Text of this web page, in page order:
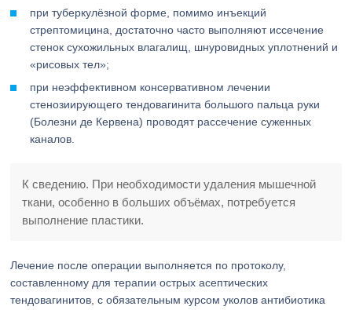
при туберкулёзной форме, помимо инъекций
стрептомицина, достаточно часто выполняют иссечение
стенок сухожильных влагалищ, шнуровидных уплотнений и
«рисовых тел»;
при неэффективном консервативном лечении
стенозиирующего тендовагинита большого пальца руки
(Болезни де Кервена) проводят рассечение суженных
каналов.
К сведению. При необходимости удаления мышечной
ткани, особенно в больших объёмах, потребуется
выполнение пластики.
Лечение после операции выполняется по протоколу,
составленному для терапии острых асептических
тендовагинитов, с обязательным курсом уколов антибиотика